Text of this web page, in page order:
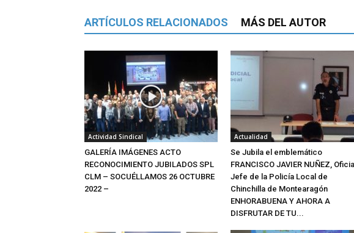
ARTÍCULOS RELACIONADOS MÁS DEL AUTOR
Actividad Sindical
GALERÍA IMÁGENES ACTO
RECONOCIMIENTO JUBILADOS SPL
CLM – SOCUÉLLAMOS 26 OCTUBRE
2022 –
Actualidad
Se Jubila el emblemático
FRANCISCO JAVIER NUÑEZ, Oficial
Jefe de la Policía Local de
Chinchilla de Montearagón
ENHORABUENA Y AHORA A
DISFRUTAR DE TU...